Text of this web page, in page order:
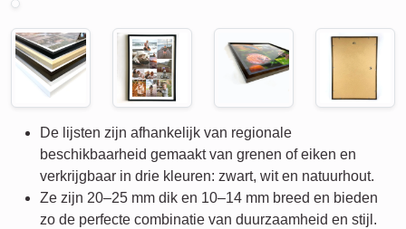
De lijsten zijn afhankelijk van regionale
beschikbaarheid gemaakt van grenen of eiken en
verkrijgbaar in drie kleuren: zwart, wit en natuurhout.
Ze zijn 20–25 mm dik en 10–14 mm breed en bieden
zo de perfecte combinatie van duurzaamheid en stijl.